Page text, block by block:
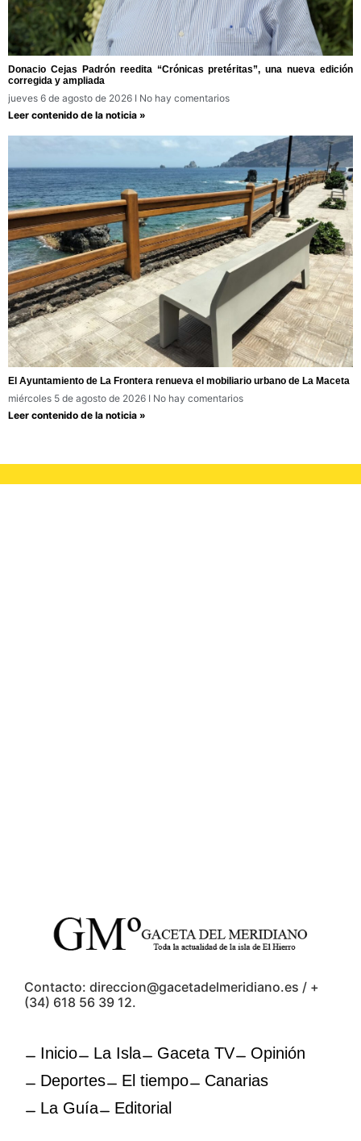
Donacio Cejas Padrón reedita “Crónicas pretéritas”, una nueva edición
corregida y ampliada
jueves 6 de agosto de 2026
No hay comentarios
Leer contenido de la noticia »
El Ayuntamiento de La Frontera renueva el mobiliario urbano de La Maceta
miércoles 5 de agosto de 2026
No hay comentarios
Leer contenido de la noticia »
Contacto: direccion@gacetadelmeridiano.es / +
(34) 618 56 39 12.
Inicio La Isla Gaceta TV
Opinión
Deportes
El tiempo
Canarias
La Guía
Editorial